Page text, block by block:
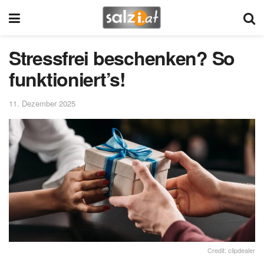
Stressfrei beschenken? So
funktioniert’s!
11. Dezember 2025
Credit: clipdealer